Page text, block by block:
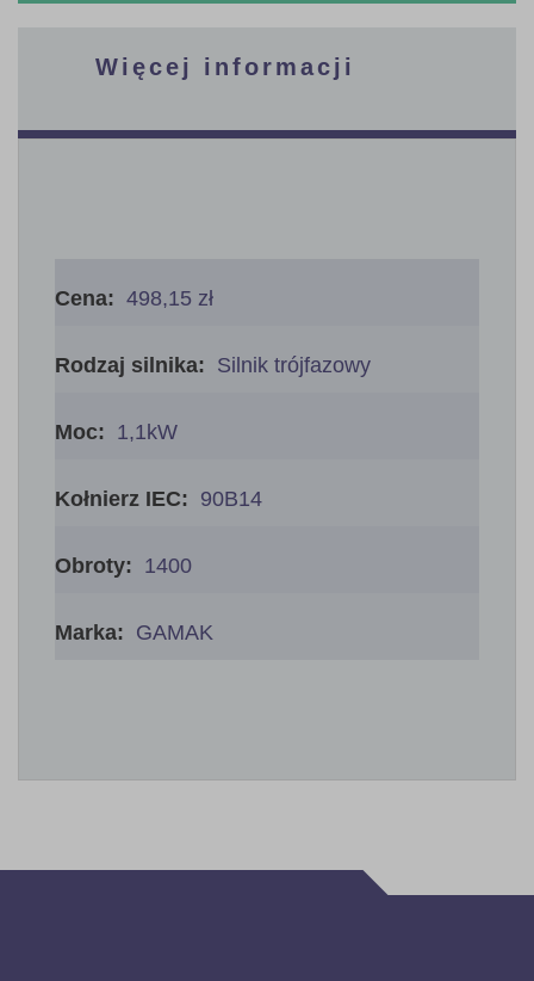
Więcej informacji
informacji 498,15 zł
Silnik trójfazowy
1,1kW
90B14
1400
GAMAK